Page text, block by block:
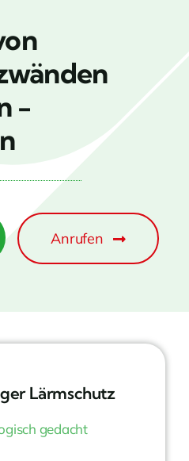
-
Anrufen
Lärmschutz
gedacht